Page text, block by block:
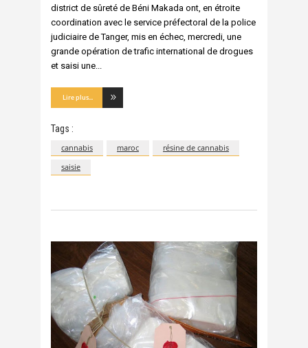
district de sûreté de Béni Makada ont, en étroite
coordination avec le service préfectoral de la police
judiciaire de Tanger, mis en échec, mercredi, une
grande opération de trafic international de drogues
et saisi une
Lire plus...
Tags :
cannabis maroc
résine de cannabis
saisie